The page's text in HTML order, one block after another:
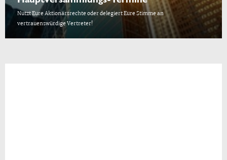
Nutzt Eure Aktionärsrechte oder delegiert Eure Stimme an
vertrauenswürdige Vertreter!